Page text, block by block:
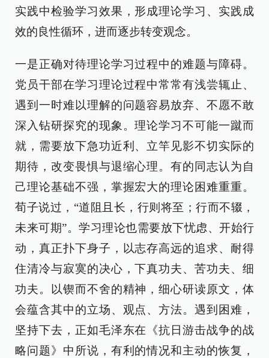
实践中检验学习效果，形成理论学习、实践成
效的良性循环，进而逐步转变观念。
一是正确对待理论学习过程中的难题与障碍。
党员干部在学习理论过程中常常有浅尝辄止、
遇到一时难以理解的问题容易放弃、不愿不敢
深入钻研探究的现象。理论学习不可能一蹴而
就，需要放下急功近利、立竿见影不切实际的
期待，改变畏惧与退缩心理。有的同志认为自
己理论基础不强，掌握宏大的理论困难重重。
荀子说过，“道阻且长，行则将至；行而不辍，
未来可期”。学习理论也需要放下忧虑、开始行
动，真正扑下身子，以志存高远的追求、耐得
住清冷与寂寞的决心，下真功夫、苦功夫、细
功夫。以锲而不舍的精神，细心研读原文，体
会蕴含其中的立场、观点、方法。遇到困难，
坚持下去，正如毛泽东在《抗日游击战争的战
略问题》中所说，有利的情况和主动的恢复，